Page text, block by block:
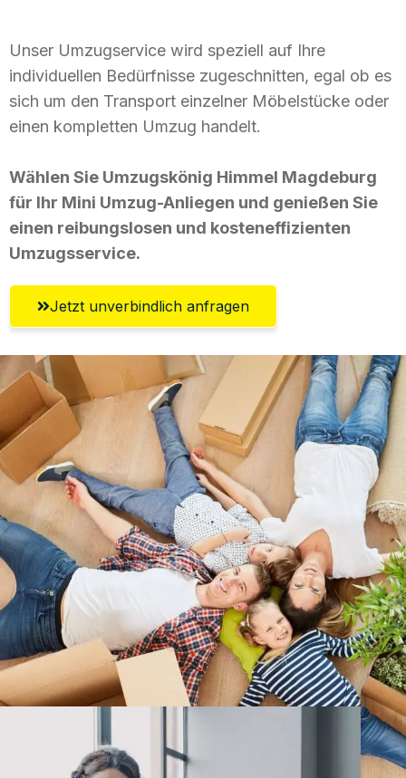
Unser Umzugservice wird speziell auf Ihre
individuellen Bedürfnisse zugeschnitten, egal ob es
sich um den Transport einzelner Möbelstücke oder
einen kompletten Umzug handelt.
Wählen Sie Umzugskönig Himmel Magdeburg
für Ihr Mini Umzug-Anliegen und genießen Sie
einen reibungslosen und kosteneffizienten
Umzugsservice.
Jetzt unverbindlich anfragen